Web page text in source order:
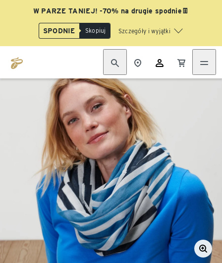
W PARZE TANIEJ! -70% na drugie spodnie👖
SPODNIE Skopiuj Szczegóły i wyjątki